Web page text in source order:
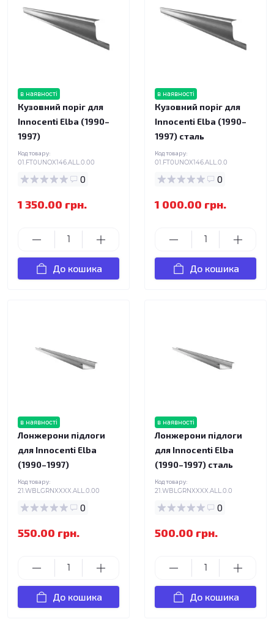
в наявності
Кузовний поріг для
Innocenti Elba (1990–
1997)
Код товару:
01.FT0UNOX146.ALL.0.00
0
1 350.00 грн.
До кошика
в наявності
Кузовний поріг для
Innocenti Elba (1990–
1997) сталь
Код товару:
01.FT0UNOX146.ALL.0.0
0
1 000.00 грн.
До кошика
в наявності
Лонжерони підлоги
для Innocenti Elba
(1990–1997)
Код товару:
21.WBLGRNXXXX.ALL.0.00
0
550.00 грн.
До кошика
в наявності
Лонжерони підлоги
для Innocenti Elba
(1990–1997) сталь
Код товару:
21.WBLGRNXXXX.ALL.0.0
0
500.00 грн.
До кошика